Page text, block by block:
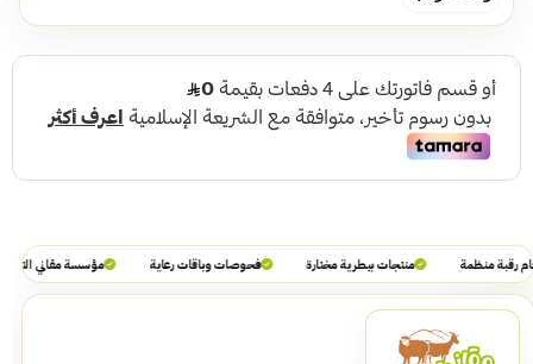
رقبة منظمة منتجات بيطرية مختارة فحوصات وباقات رعاية مؤسسة مقاني التجارية